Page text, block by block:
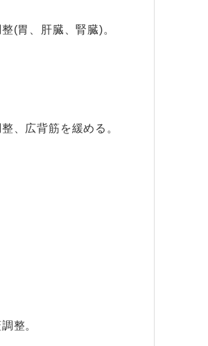
(胃、肝臓、腎臓)。
、広背筋を緩める。
整。